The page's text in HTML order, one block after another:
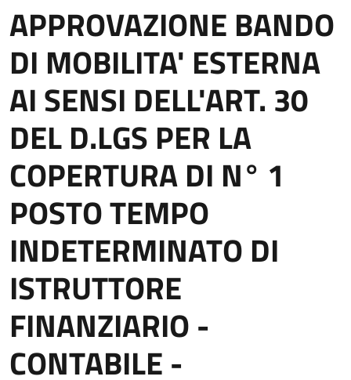
APPROVAZIONE BANDO
DI MOBILITA' ESTERNA
AI SENSI DELL'ART. 30
DEL D.LGS PER LA
COPERTURA DI N° 1
POSTO TEMPO
INDETERMINATO DI
ISTRUTTORE
FINANZIARIO -
CONTABILE -